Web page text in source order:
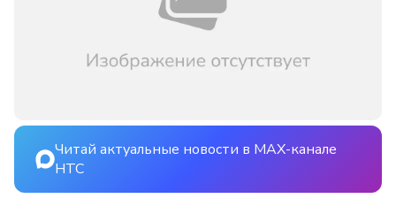
Читай актуальные новости в MAX-канале
НТС